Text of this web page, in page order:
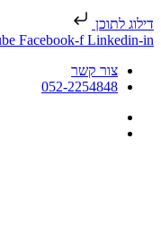
דילוג לתוכן
Facebook-f Linkedin-in
צור קשר
052-2254848